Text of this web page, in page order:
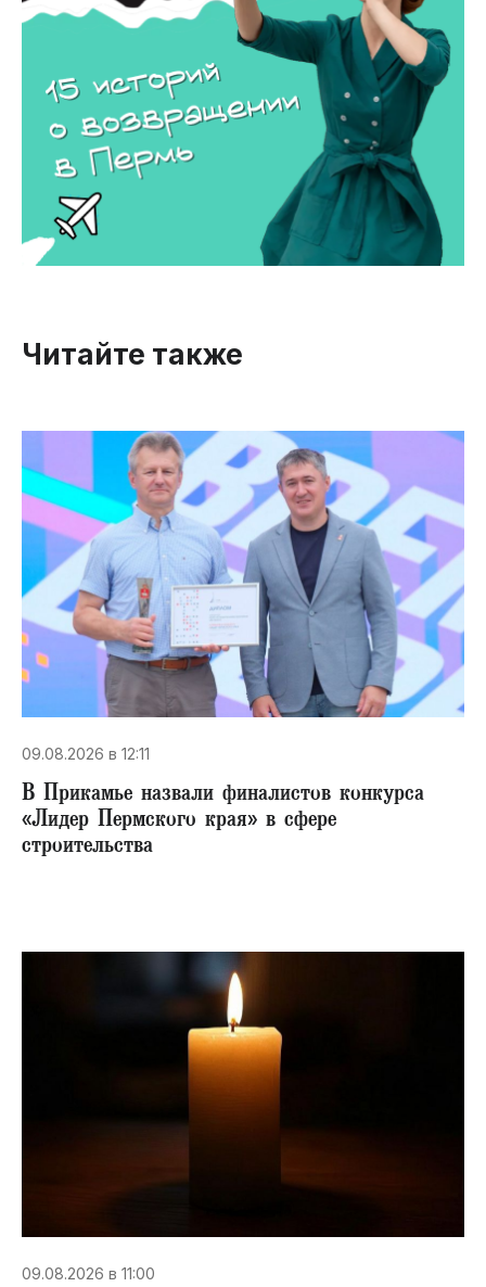
Читайте также
09.08.2026 в 12:11
В Прикамье назвали финалистов конкурса
«Лидер Пермского края» в сфере
строительства
09.08.2026 в 11:00